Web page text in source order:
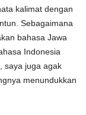
kalimat dengan
Sebagaimana
bahasa Jawa
Indonesia
saya juga agak
menundukkan